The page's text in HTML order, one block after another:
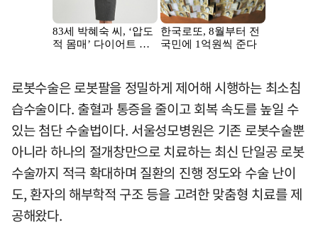
로봇수술은 로봇팔을 정밀하게 제어해 시행하는 최소침
습수술이다. 출혈과 통증을 줄이고 회복 속도를 높일 수
있는 첨단 수술법이다. 서울성모병원은 기존 로봇수술뿐
아니라 하나의 절개창만으로 치료하는 최신 단일공 로봇
수술까지 적극 확대하며 질환의 진행 정도와 수술 난이
도, 환자의 해부학적 구조 등을 고려한 맞춤형 치료를 제
공해왔다.